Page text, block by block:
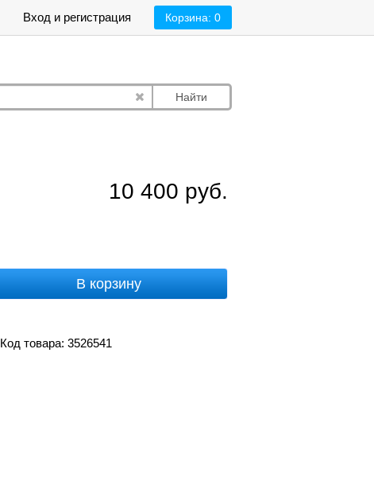
Корзина: 0
Вход и регистрация
Найти
10 400 руб.
В корзину
Код товара: 3526541